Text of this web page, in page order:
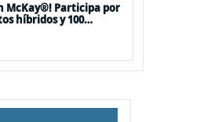
McKay®! Participa por
híbridos y 100